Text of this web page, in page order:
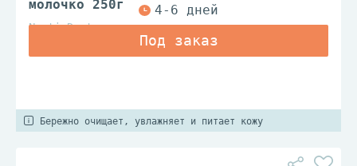
молочко 250г
Nesti Dante
Бережно очищает, увлажняет и питает кожу